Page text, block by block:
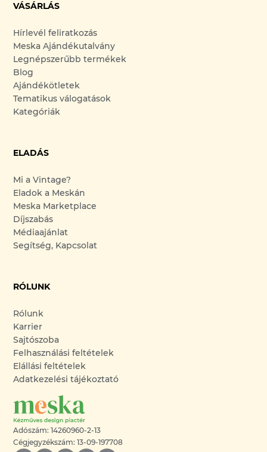
VÁSÁRLÁS
Hírlevél feliratkozás
Meska Ajándékutalvány
Legnépszerűbb termékek
Blog
Ajándékötletek
Tematikus válogatások
Kategóriák
ELADÁS
Mi a Vintage?
Eladok a Meskán
Meska Marketplace
Díjszabás
Médiaajánlat
Segítség, Kapcsolat
RÓLUNK
Rólunk
Karrier
Sajtószoba
Felhasználási feltételek
Elállási feltételek
Adatkezelési tájékoztató
Adószám: 14260960-2-13
Cégjegyzékszám: 13-09-197708